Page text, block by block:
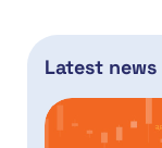
Latest news